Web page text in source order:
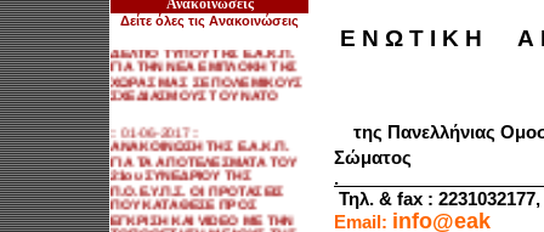
Ανακοινώσεις
Δείτε όλες τις Ανακοινώσεις
:: 31-05-2017 ::
ΓΙΑ ΤΗΝ ΝΕΑ ΕΜΠΛΟΚΗ ΤΗΣ
ΧΩΡΑΣ ΜΑΣ ΣΕ ΠΟΛΕΜΙΚΟΥΣ
ΣΧΕΔΙΑΣΜΟΥΣ ΤΟΥ ΝΑΤΟ
ΑΝΑΚΟΙΝΩΣΗ ΤΗΣ Ε.Α.Κ.Π.
ΓΙΑ ΤΑ ΑΠΟΤΕΛΕΣΜΑΤΑ ΤΟΥ
21ου ΣΥΝΕΔΡΙΟΥ ΤΗΣ
Π.Ο.Ε.Υ.Π.Σ. ΟΙ ΠΡΟΤΑΣΕΙΣ
ΠΟΥ ΚΑΤΑΘΕΣΕ ΠΡΟΣ
ΕΓΚΡΙΣΗ ΚΑΙ VIDEO ΜΕ ΤΗΝ
ΤΟΠΟΘΕΤΗΣΗ ΜΕΛΟΥΣ ΤΗΣ
Ε Ν Ω Τ Ι Κ Η Α
της Πανελλήνιας
Σώματος
Τηλ. & fax : 2231032177,
Email: info@eak